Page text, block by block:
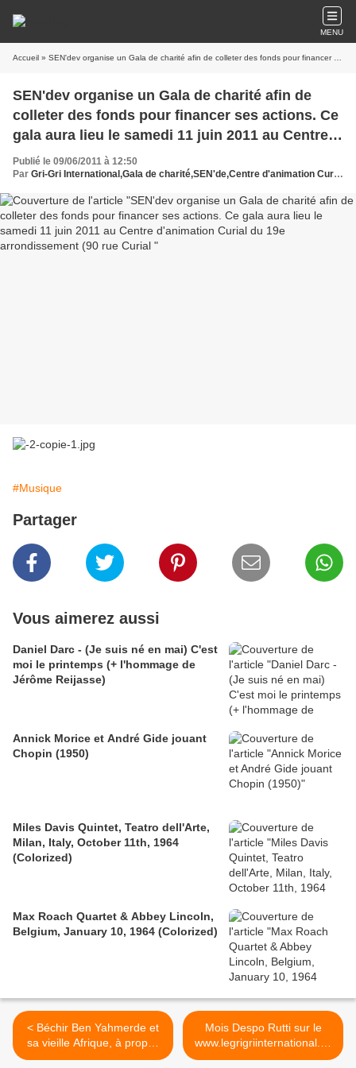
MENU
Accueil » SEN'dev organise un Gala de charité afin de colleter des fonds pour financer ses actions. Ce gala aura lieu le samedi 11 juin 2011 au Centre d'animation Curial du 19e arrondissement (90 rue Curial
SEN'dev organise un Gala de charité afin de
colleter des fonds pour financer ses actions. Ce
gala aura lieu le samedi 11 juin 2011 au Centre
d'animation Curial du 19e arrondissement (90
rue Curial
Publié le 09/06/2011 à 12:50
Par Gri-Gri International,Gala de charité,SEN'de,Centre d'animation Curial,Sénégal
#Musique
Partager
Vous aimerez aussi
Daniel Darc - (Je suis né en mai) C'est
moi le printemps (+ l'hommage de
Jérôme Reijasse)
Annick Morice et André Gide jouant
Chopin (1950)
Miles Davis Quintet, Teatro dell'Arte,
Milan, Italy, October 11th, 1964
(Colorized)
Max Roach Quartet & Abbey Lincoln,
Belgium, January 10, 1964 (Colorized)
< Béchir Ben Yahmerde et
sa vieille Afrique, à propos
des Vieux (pas) sages
Mois Despo Rutti sur le
www.legrigriinternational.co
m - La nuit (feat AP) >